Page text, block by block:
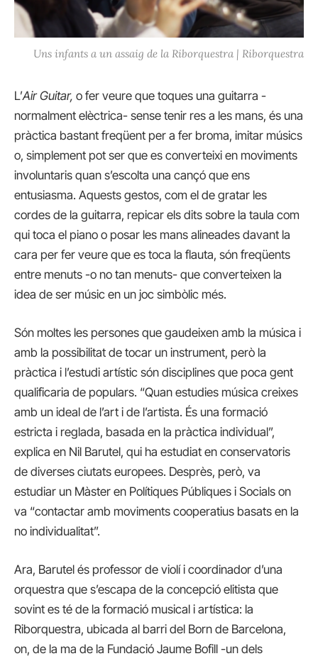
Uns infants a un assaig de la Riborquestra | Riborquestra
L’Air Guitar, o fer veure que toques una guitarra -
normalment elèctrica- sense tenir res a les mans, és una
pràctica bastant freqüent per a fer broma, imitar músics
o, simplement pot ser que es converteixi en moviments
involuntaris quan s’escolta una cançó que ens
entusiasma. Aquests gestos, com el de gratar les
cordes de la guitarra, repicar els dits sobre la taula com
qui toca el piano o posar les mans alineades davant la
cara per fer veure que es toca la flauta, són freqüents
entre menuts -o no tan menuts- que converteixen la
idea de ser músic en un joc simbòlic més.
Són moltes les persones que gaudeixen amb la música i
amb la possibilitat de tocar un instrument, però la
pràctica i l’estudi artístic són disciplines que poca gent
qualificaria de populars. “Quan estudies música creixes
amb un ideal de l’art i de l’artista. És una formació
estricta i reglada, basada en la pràctica individual”,
explica en Nil Barutel, qui ha estudiat en conservatoris
de diverses ciutats europees. Desprès, però, va
estudiar un Màster en Polítiques Públiques i Socials on
va “contactar amb moviments cooperatius basats en la
no individualitat”.
Ara, Barutel és professor de violí i coordinador d’una
orquestra que s’escapa de la concepció elitista que
sovint es té de la formació musical i artística: la
Riborquestra, ubicada al barri del Born de Barcelona,
on, de la ma de la Fundació Jaume Bofill -un dels